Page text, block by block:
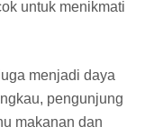
untuk menikmati
menjadi daya
pengunjung
makanan dan